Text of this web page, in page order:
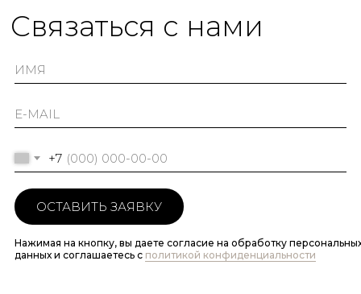
Cвязаться с нами
+7
ОСТАВИТЬ ЗАЯВКУ
Нажимая на кнопку, вы даете согласие на обработку
данных и соглашаетесь c политикой конфиденциальности